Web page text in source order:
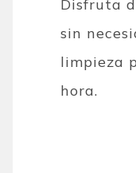
Disfruta
sin
limpieza
hora.